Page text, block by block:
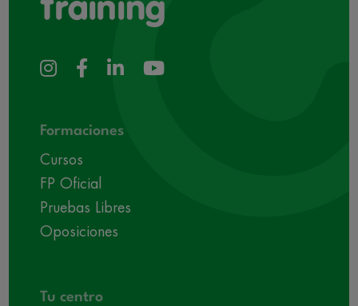
Formaciones
Cursos
FP Oficial
Pruebas Libres
Oposiciones
Tu centro